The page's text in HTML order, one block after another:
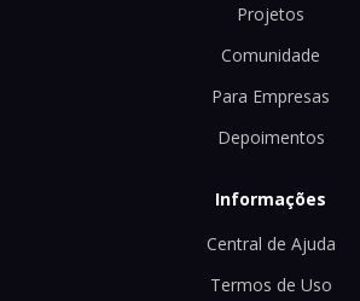
Projetos
Comunidade
Para Empresas
Depoimentos
Informações
Central de Ajuda
Termos de Uso